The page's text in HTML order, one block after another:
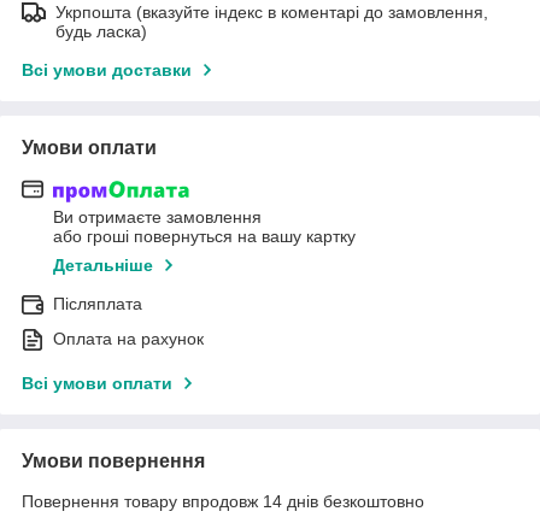
Укрпошта (вказуйте індекс в коментарі до замовлення,
будь ласка)
Всі умови доставки
Умови оплати
Ви отримаєте замовлення
або гроші повернуться на вашу картку
Детальніше
Післяплата
Оплата на рахунок
Всі умови оплати
Умови повернення
Повернення товару впродовж 14 днів безкоштовно